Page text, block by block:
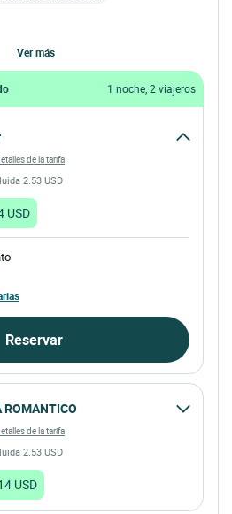
ver más
1 noche, 2 viajeros
de la tarifa
2.53 USD
USD
Reservar
ROMANTICO
de la tarifa
2.53 USD
USD